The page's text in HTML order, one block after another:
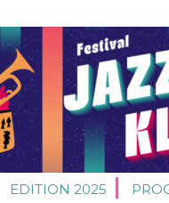
EDITION 2025